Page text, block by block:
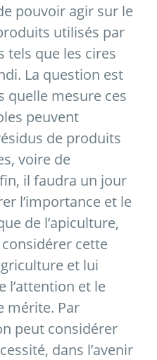
pouvoir agir sur le
utilisés par
tels que les cires
La question est
quelle mesure ces
peuvent
de produits
voire de
il faudra un jour
l’importance et le
de l’apiculture,
cette
et lui
l’attention et le
mérite. Par
peut considérer
dans l’avenir